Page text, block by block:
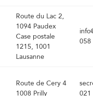
Route du Lac 2,
1094 Paudex
Case postale
1215, 1001
Lausanne
058
Route de Cery 4
1008 Prilly
021